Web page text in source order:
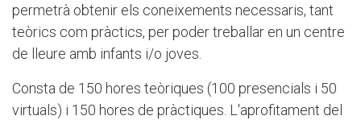
permetrà obtenir els coneixements necessaris, tant
teòrics com pràctics, per poder treballar en un centre
de lleure amb infants i/o joves.
Consta de 150 hores teòriques (100 presencials i 50
virtuals) i 150 hores de pràctiques. L'aprofitament del